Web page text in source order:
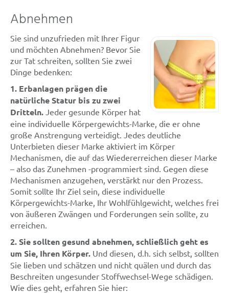
Abnehmen
Sie sind unzufrieden mit Ihrer Figur
und möchten Abnehmen? Bevor Sie
zur Tat schreiten, sollten Sie zwei
Dinge bedenken:
1. Erbanlagen prägen die
natürliche Statur bis zu zwei
Dritteln. Jeder gesunde Körper hat
eine individuelle Körpergewichts-Marke, die er ohne
große Anstrengung verteidigt. Jedes deutliche
Unterbieten dieser Marke aktiviert im Körper
Mechanismen, die auf das Wiedererreichen dieser Marke
– also das Zunehmen -programmiert sind. Gegen diese
Mechanismen anzugehen, verstärkt nur den Prozess.
Somit sollte Ihr Ziel sein, diese individuelle
Körpergewichts-Marke, Ihr Wohlfühlgewicht, welches frei
von äußeren Zwängen und Forderungen sein sollte, zu
erreichen.
2. Sie sollten gesund abnehmen, schließlich geht es
um Sie, Ihren Körper. Und diesen, d.h. sich selbst, sollten
Sie lieben und schätzen und nicht quälen und durch das
Beschreiten ungesunder Stoffwechsel-Wege schädigen.
Wie dies geht, erfahren Sie hier: